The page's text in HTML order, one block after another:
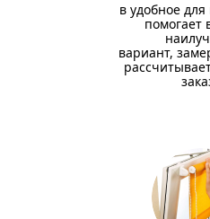
в удобное
помогает
вариант,